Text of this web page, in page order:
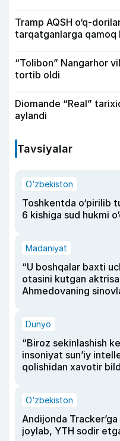
Tramp AQSH o‘q-
tarqatganlarga qamoq
“Tolibon” Nangarhor
tortib oldi
Diomande “Real”
aylandi
Tavsiyalar
O‘zbekiston
Toshkentda o‘pirilib
6 kishiga sud hukmi
Madaniyat
“U boshqalar baxti
otasini kutgan
Ahmedovaning
Dunyo
“Biroz sekinlashish
insoniyat sun’iy
qolishidan xavotir
O‘zbekiston
Andijonda
joylab, YTH sodir